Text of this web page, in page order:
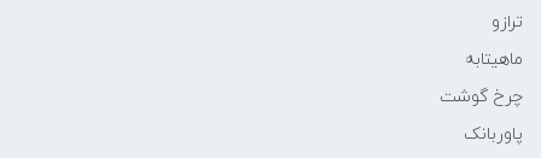
ترازو
ماهیتابه
چرخ گوشت
پاوربانک